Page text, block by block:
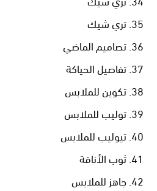
تري شيك
تصاميم الماضي
تفاصيل الحياكة
تكوين للملابس
توليب للملابس
تيوليب للملابس
ثوب الأناقة
جاهز للملابس